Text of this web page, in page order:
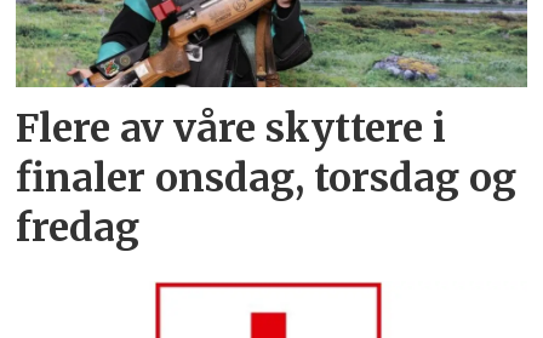
Flere av våre skyttere i
finaler onsdag, torsdag og
fredag